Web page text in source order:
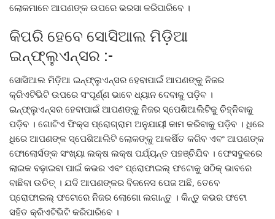
ଲୋକମାନେ ଆପଣଙ୍କ ଉପରେ ଭରସା କରିପାରିବେ ।
କିପରି ହେବେ ସୋସିଆଲ ମିଡ଼ିଆ
ଇନ୍ଫ୍ଲୁଏନ୍ସର :-
ସୋସିଆଲ ମିଡ଼ିଆ ଇନ୍ଫ୍ଲୁଏନ୍ସର ହେବାପାଇଁ ଆପଣଙ୍କୁ ନିଜର
କ୍ରିଏଟିଭିଟି ଉପରେ ସଂପୂର୍ଣ୍ଣ ଭାବେ ଧ୍ୟାନ ଦେବାକୁ ପଡ଼ିବ ।
ଇନ୍ଫ୍ଲୁଏନ୍ସର ହେବାପାଇଁ ଆପଣଙ୍କୁ ନିଜର ସ୍ପେଶିଆଲିଟିକୁ ଚିହ୍ନିବାକୁ
ପଡ଼ିବ । ଗୋଟିଏ ଫିକ୍ସ ପ୍ରୋଗ୍ରାମ ଅନୁଯାୟୀ କାମ କରିବାକୁ ପଡ଼ିବ । ଧିରେ
ଧିରେ ଆପଣଙ୍କ ସ୍ପେଶିଆଲିଟି ଲୋକଙ୍କୁ ଆକର୍ଷିତ କରିବ ଏବଂ ଆପଣଙ୍କ
ଫୋଲୋର୍ସଙ୍କ ସଂଖ୍ୟା ଲକ୍ଷ ଲକ୍ଷ ପର୍ଯ୍ୟନ୍ତ ପହଞ୍ଚିଯିବ । ଫେସବୁକରେ
ଲାଇକ ବଢ଼ାଇବା ପାଇଁ କଭର ଏବଂ ପ୍ରୋଫାଇଲ୍ ଫଟୋକୁ ସଠିକ୍ ଭାବରେ
ବାଛିବା ଉଚିତ୍ । ଯଦି ଆପଣଙ୍କର ବିଜନେସ ପେଜ ଅଛି, ତେବେ
ପ୍ରୋଫାଇଲ୍ ଫଟୋରେ ନିଜର ଲୋଗୋ ଲଗାନ୍ତୁ । କିନ୍ତୁ କଭର ଫଟୋ
ସହିତ କ୍ରିଏଟିଭିଟି କରିପାରିବେ ।